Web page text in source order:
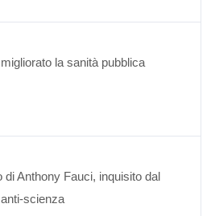
la sanità pubblica
di Anthony Fauci, inquisito dal
scienza